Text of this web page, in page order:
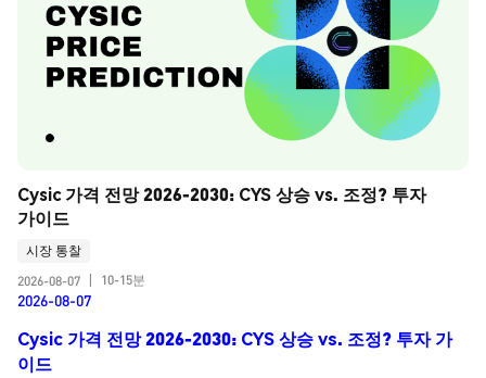
Cysic 가격 전망 2026-2030: CYS 상승 vs. 조정? 투자
가이드
시장 통찰
2026-08-07
10-15분
2026-08-07
Cysic 가격 전망 2026-2030: CYS 상승 vs. 조정? 투자 가
이드